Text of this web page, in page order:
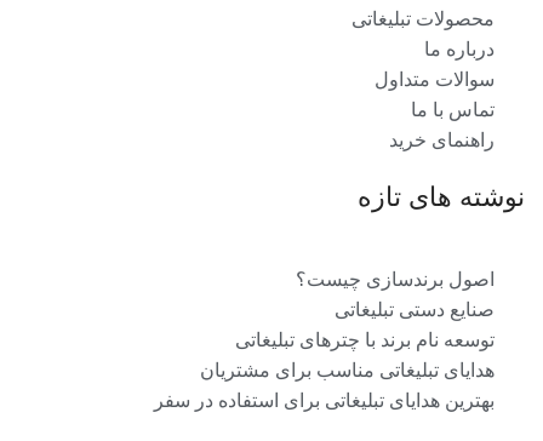
محصولات تبلیغاتی
درباره ما
سوالات متداول
تماس با ما
راهنمای خرید
نوشته های تازه
اصول برندسازی چیست؟
صنایع دستی تبلیغاتی
توسعه نام برند با چترهای تبلیغاتی
هدایای تبلیغاتی مناسب برای مشتریان
بهترین هدایای تبلیغاتی برای استفاده در سفر